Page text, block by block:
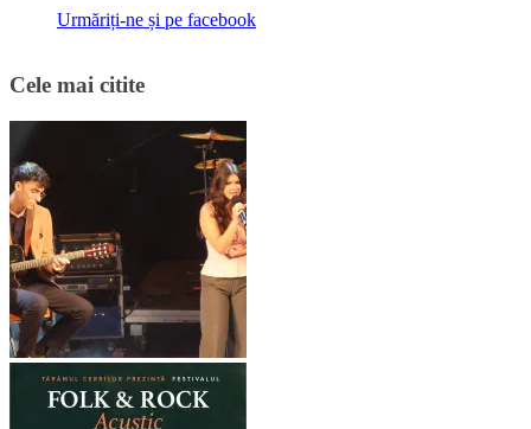
Urmăriți-ne și pe facebook
Cele mai citite